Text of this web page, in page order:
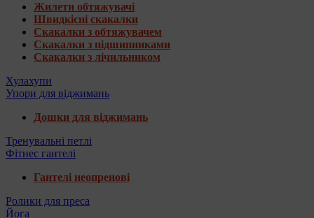
Жилети обтяжувачі
Швидкісні скакалки
Скакалки з обтяжувачем
Скакалки з підшипниками
Скакалки з лічильником
Хулахупи
Упори для віджимань
Дошки для віджимань
Тренувальні петлі
Фітнес гантелі
Гантелі неопренові
Ролики для преса
Йога